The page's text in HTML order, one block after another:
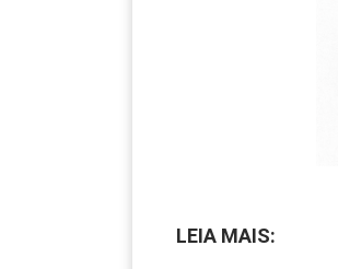
LEIA MAIS: